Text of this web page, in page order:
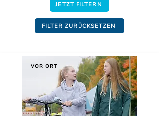
JETZT FILTERN
FILTER ZURÜCKSETZEN
VOR ORT